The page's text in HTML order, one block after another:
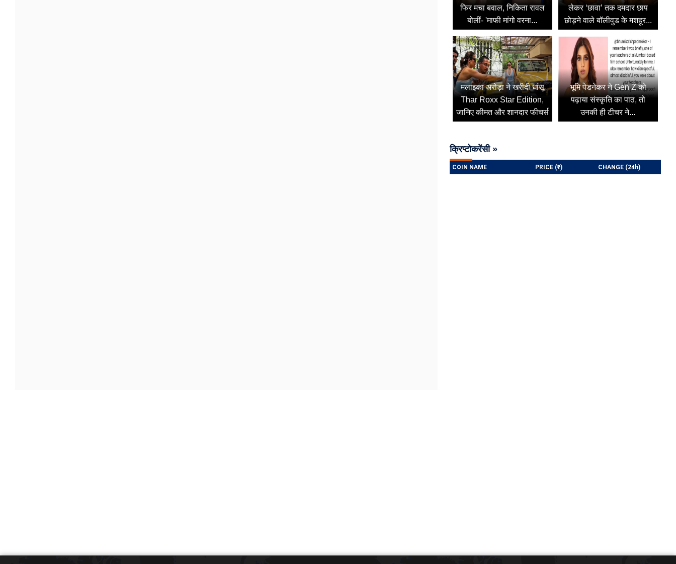
फिर मचा बवाल, निकिता रावल
बोलीं- 'माफी मांगो वरना...
लेकर ‘छावा’ तक दमदार छाप
छोड़ने वाले बॉलीवुड के मशहूर...
मलाइका अरोड़ा ने खरीदी धांसू
Thar Roxx Star Edition,
जानिए कीमत और शानदार फीचर्स
भूमि पेडनेकर ने Gen Z को
पढ़ाया संस्कृति का पाठ, तो
उनकी ही टीचर ने...
क्रिप्टोकरेंसी »